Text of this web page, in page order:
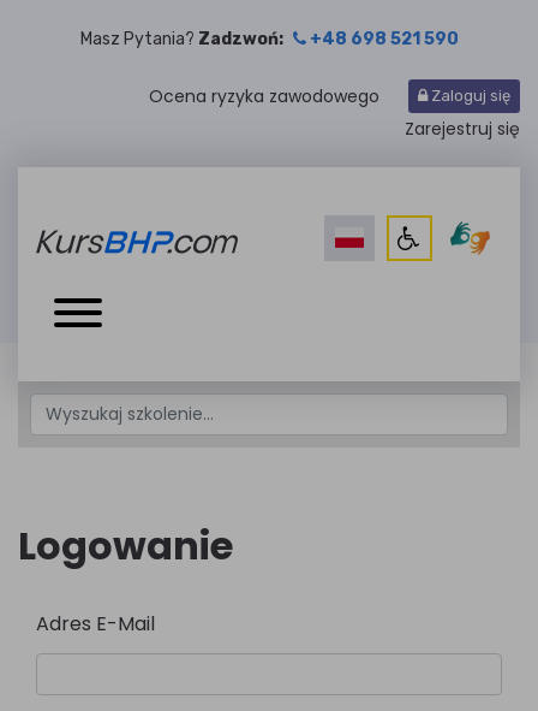
Masz Pytania? Zadzwoń: +48 698 521 590
Ocena ryzyka zawodowego Zaloguj się
Zarejestruj się
Logowanie
Adres E-Mail